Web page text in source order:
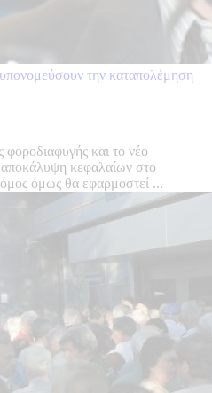
την καταπολέμηση
και το νέο
αποκάλυψη κεφαλαίων στο
όμως θα εφαρμοστεί ...